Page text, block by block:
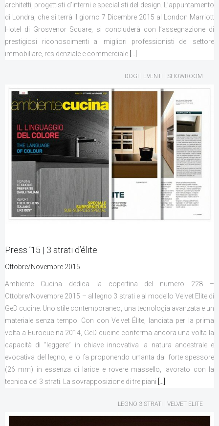
architetti, progettisti d’interni e specialisti del design. L’appuntamento
di Londra, che si terrà il giorno 7 Dicembre 2015 al London Marriott
Hotel di Grosvenor Square, si concluderà con l’assegnazione di
prestigiosi riconoscimenti ai migliori professionisti del settore
immobiliare, residenziale e commerciale
DOGI | EVENTI | SHOWROOM
Press ’15 | 3 strati d’élite
Ottobre/Novembre 2015
Ambiente Cucina dedica la copertina del numero 228 –
Ottobre/Novembre 2015 – al legno 3 strati e al modello Velvet Elite di
GeD cucine. Uno stile contemporaneo, una tecnologia avanzata e un
materiale senza tempo. Con con Velvet Élite, lanciata per la prima
volta a Eurocucina 2014, GeD cucine conferma ancora una volta la
capacità di “leggere” in chiave innovativa la natura ancestrale e
evocativa del legno, e lo fa proponendo un’anta dal forte spessore
(26 mm) in essenza di larice e rovere massello, lavorato con la
tecnica del 3 strati. La sovrapposizione di tre piani
LEGNO 3 STRATI | VELVET ELITE